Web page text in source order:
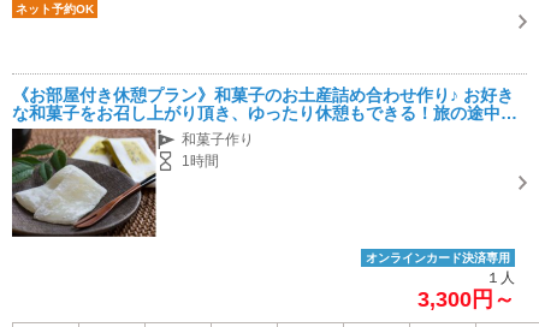
ネット予約OK
《お部屋付き休憩プラン》和菓子のお土産詰め合わせ作り♪ お好き
な和菓子をお召し上がり頂き、ゆったり休憩もできる！旅の途中に
いかがですか？
和菓子作り
1時間
オンラインカード決済専用
１人
3,300円～